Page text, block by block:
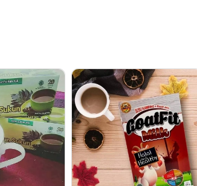
selanjutnya cukup 1 sachet perhari sebelum
Untuk sehari-hari
1 sachet per hari 2 jam sblm makan malam
Tuang satu bungkus Flimty ke dalam gelas atau
Tambahkan 150ml air putih Aduk atau shake
Segera minum sampai habis stlh di aduk atau di
Tidak dianjurkan untuk wanita hamil wanita